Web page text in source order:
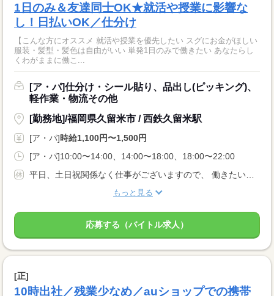
1日のみ＆友達同士OK★就活や授業に影響な
し！日払いOK／仕分け
【こんな方にオススメ 就活や授業を優先したい スグにお金がほしい
服装・髪型・髪色は自由がいい 単発1日のみで働きたい あなたらし
くわがままに働こ...
[ア・パ]仕分け・シール貼り、品出し(ピッキング)、
軽作業・物流その他
[勤務地]/福岡県久留米市 / 西鉄久留米駅
[ア・パ]時給1,100円〜1,500円
[ア・パ]10:00〜14:00、14:00〜18:00、18:00〜22:00
もっと見る
応募する（バイトル求人）
[正]
10時出社／残業少なめ／auショップでの携帯